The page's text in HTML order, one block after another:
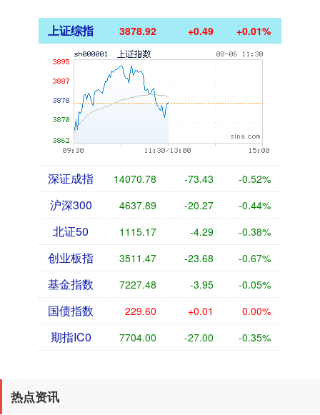
上证综指 3878.92 +0.49 +0.01%
深证成指 14070.78 -73.43 -0.52%
沪深300 4637.89 -20.27 -0.44%
北证50 1115.17 -4.29 -0.38%
创业板指 3511.47 -23.68 -0.67%
基金指数 7227.48 -3.95 -0.05%
国债指数 229.60 +0.01 0.00%
期指IC0 7704.00 -27.00 -0.35%
热点资讯